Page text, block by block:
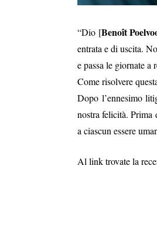
“Dio [Benoît
entrata e di uscita.
e passa le giornate a
Come risolvere
Dopo l’ennesimo
nostra felicità. Prima
a ciascun essere
Al link trovate la